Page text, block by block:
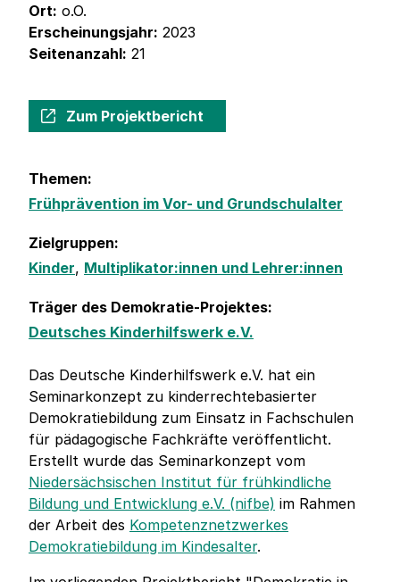
Ort: o.O.
Erscheinungsjahr: 2023
Seitenanzahl: 21
Zum Projektbericht
Themen:
Frühprävention im Vor- und Grundschulalter
Zielgruppen:
Kinder, Multiplikator:innen und Lehrer:innen
Träger des Demokratie-Projektes:
Deutsches Kinderhilfswerk e.V.
Das Deutsche Kinderhilfswerk e.V. hat ein
Seminarkonzept zu kinderrechtebasierter
Demokratiebildung zum Einsatz in Fachschulen
für pädagogische Fachkräfte veröffentlicht.
Erstellt wurde das Seminarkonzept vom
Niedersächsischen Institut für frühkindliche
Bildung und Entwicklung e.V. (nifbe) im Rahmen
der Arbeit des Kompetenznetzwerkes
Demokratiebildung im Kindesalter.